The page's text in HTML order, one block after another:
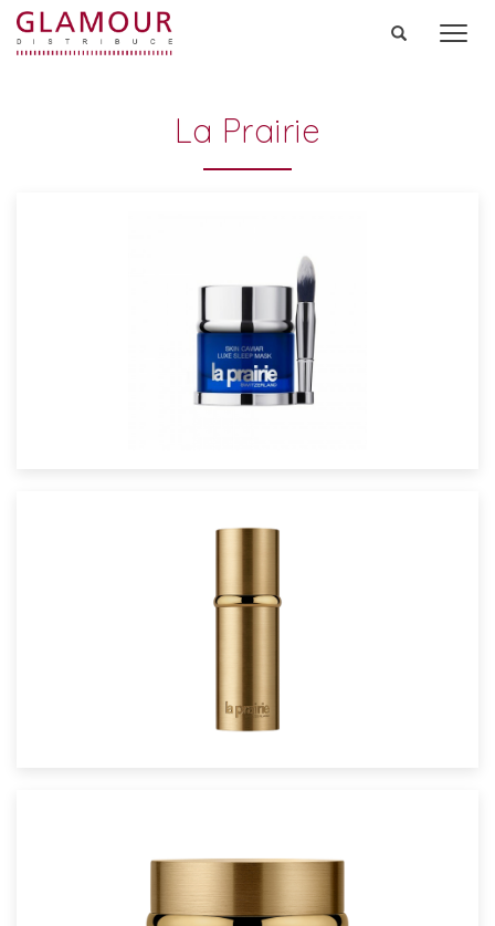
La Prairie